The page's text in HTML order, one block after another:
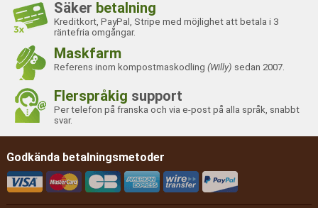
Färg
Storlek
2 brickor
Total kompostvolym
Antal arbetsbrickor
2
Totala mått
Längd 40 x Djup 40 x
Höjd 65 cm
Vikt
Komposteringsvolym
för en bricka
11 liter
Säker betalning
Kreditkort, PayPal, Stripe med möjlighet att betala i 3
räntefria omgångar.
Maskfarm
Referens inom kompostmaskodling(Willy) sedan 2007.
Flerspråkig support
Per telefon på franska och via e-post på alla språk, snabbt
svar.
Godkända betalningsmetoder